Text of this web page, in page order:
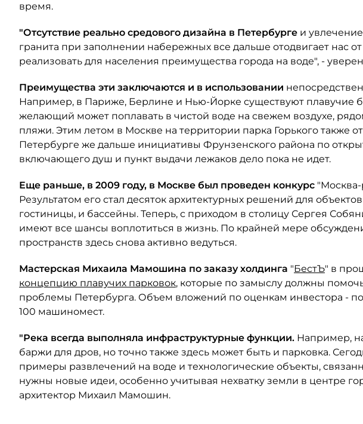
время.
"Отсутствие реально средового дизайна в Петербурге и
гранита при заполнении набережных все дальше отодвигает нас
реализовать для населения преимущества города на воде", -
Преимущества эти заключаются и в использовании
Например, в Париже, Берлине и Нью-Йорке существуют плавучие
желающий может поплавать в чистой воде на свежем воздухе,
пляжи. Этим летом в Москве на территории парка Горького также
Петербурге же дальше инициативы Фрунзенского района по
включающего душ и пункт выдачи лежаков дело пока не идет.
Еще раньше, в 2009 году, в Москве был проведен конкурс "Москва-
Результатом его стал десяток архитектурных решений для
гостиницы, и бассейны. Теперь, с приходом в столицу Сергея
имеют все шансы воплотиться в жизнь. По крайней мере
пространств здесь снова активно ведуться.
Мастерская Михаила Мамошина по заказу холдинга "БестЪ" в
концепцию плавучих парковок, которые по замыслу должны
проблемы Петербурга. Объем вложений по оценкам инвестора -
100 машиномест.
"Река всегда выполняла инфраструктурные функции. Например,
баржи для дров, но точно также здесь может быть и парковка.
примеры развлечений на воде и технологические объекты,
нужны новые идеи, особенно учитывая нехватку земли в центре
архитектор Михаил Мамошин.